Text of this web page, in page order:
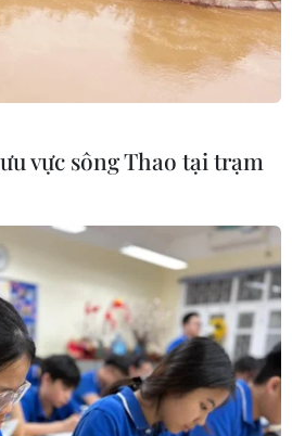
mới ở Yemen khiến
thương
thấy đã có khoảng 40 người tử
trong các cuộc giao tranh
hộ Chính phủ Yemen và các
vực sông Thao tại trạm